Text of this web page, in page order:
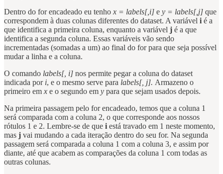
Dentro do for encadeado eu tenho x = labels[,i] e y = labels[,j] que
correspondem à duas colunas diferentes do dataset. A variável i é a
que identifica a primeira coluna, enquanto a variável j é a que
identifica a segunda coluna. Essas variáveis vão sendo
incrementadas (somadas a um) ao final do for para que seja possível
mudar a linha e a coluna.
O comando labels[, i] nos permite pegar a coluna do dataset
indicada pori, e o mesmo serve para labels[, j]. Armazeno o
primeiro em x e o segundo em y para que sejam usados depois.
Na primeira passagem pelo for encadeado, temos que a coluna 1
será comparada com a coluna 2, o que corresponde aos nossos
rótulos 1 e 2. Lembre-se de que i está travado em 1 neste momento,
mas j vai mudando a cada iteração dentro do seu for. Na segunda
passagem será comparada a coluna 1 com a coluna 3, e assim por
diante, até que acabem as comparações da coluna 1 com todas as
outras colunas.